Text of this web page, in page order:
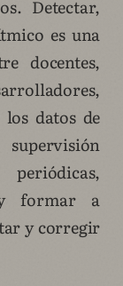
Detectar,
es una
docentes,
datos de
formar a
y corregir